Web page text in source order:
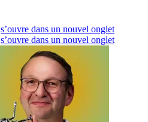
s’ouvre dans un nouvel onglet
s’ouvre dans un nouvel onglet